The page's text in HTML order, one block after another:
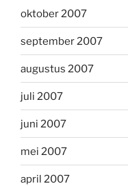
oktober 2007
september 2007
augustus 2007
juli 2007
juni 2007
mei 2007
april 2007